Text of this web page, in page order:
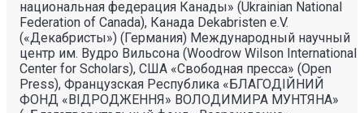
национальная федерация Канады» (Ukrainian National
Federation of Canada), Канада Dekabristen e.V.
(«Декабристы») (Германия) Международный научный
центр им. Вудро Вильсона (Woodrow Wilson International
Center for Scholars), США «Свободная пресса» (Open
Press), Французская Республика «БЛАГОДIЙНИЙ
ФОНД «ВIДРОДЖЕННЯ» ВОЛОДИМИРА МУНТЯНА»